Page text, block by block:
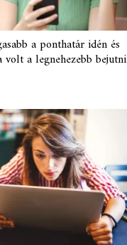
a ponthatár idén és
volt a legnehezebb bejutni